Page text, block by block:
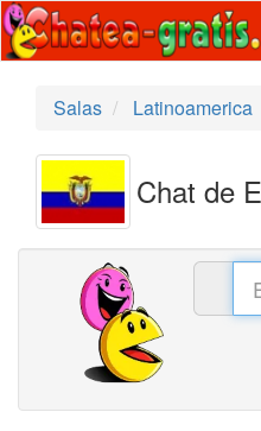
Salas
Latinoamerica
Chat de